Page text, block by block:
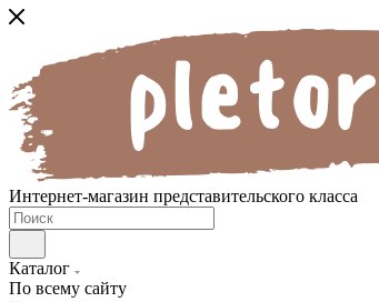
Интернет-магазин представительского класса
Каталог
По всему сайту